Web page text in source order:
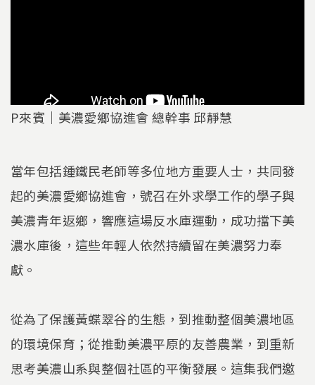
P來賓｜美濃愛鄉協進會 總幹事 邱靜慧
當年包括鍾鐵民老師等多位地方重要人士，共同發
起的美濃愛鄉協進會，號召在外求學工作的學子與
美濃青年返鄉，響應這場反水庫運動，成功擋下美
濃水庫後，這些年輕人依然持續留在美濃努力奉
獻。
從為了保護黃蝶翠谷的生態，到推動整個美濃地區
的環境保育；從推動美濃平原的友善農業，到重新
思考美濃山系與整個社區的平衡發展。這集我們邀